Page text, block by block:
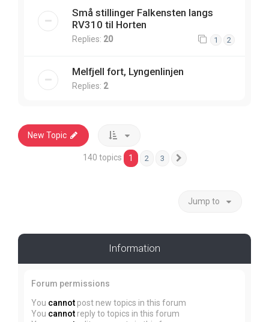
Små stillinger Falkensten langs
RV310 til Horten
Replies: 20 1 2
Melfjell fort, Lyngenlinjen
Replies: 2
New Topic
140 topics 1 2 3
Jump to
Information
Forum permissions
You cannot post new topics in this forum
You cannot reply to topics in this forum